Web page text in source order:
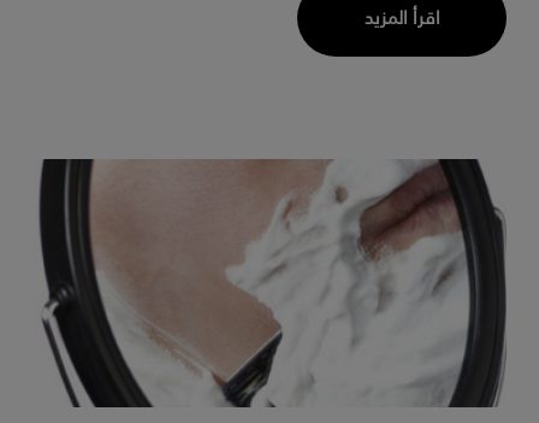
اقرأ المزيد